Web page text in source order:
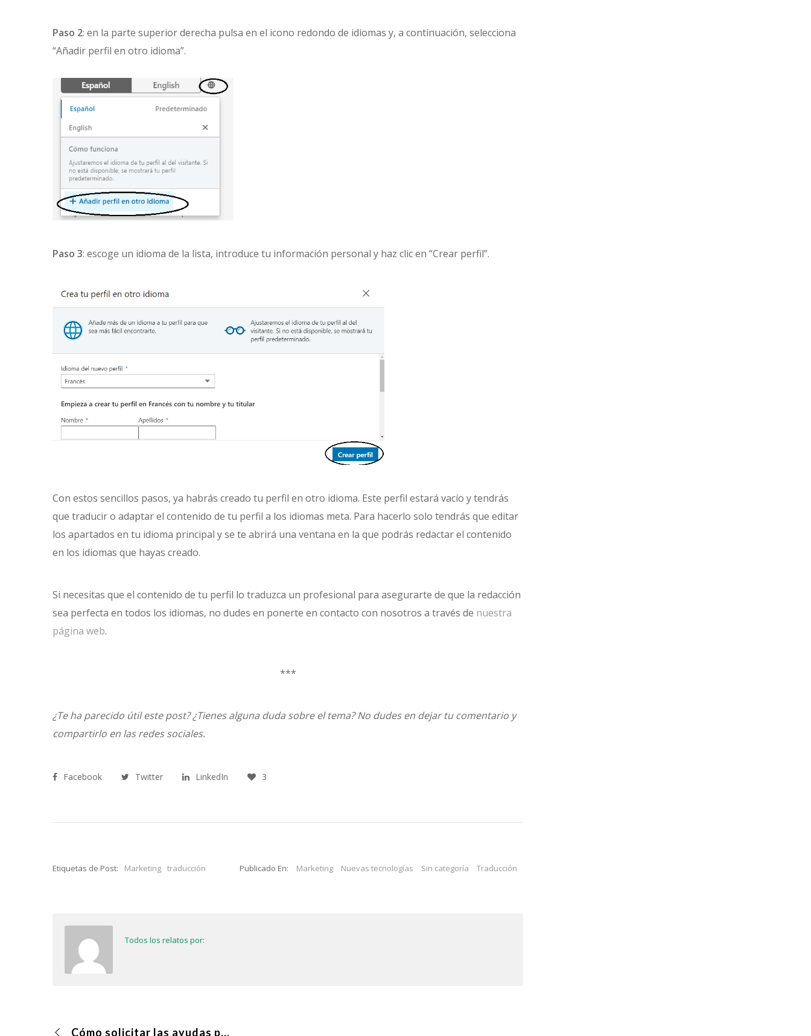
Paso 2: en la parte superior derecha pulsa en el icono redondo de idiomas y, a continuación, selecciona
“Añadir perfil en otro idioma”.
Paso 3: escoge un idioma de la lista, introduce tu información personal y haz clic en “Crear perfil”.
Con estos sencillos pasos, ya habrás creado tu perfil en otro idioma. Este perfil estará vacío y tendrás
que traducir o adaptar el contenido de tu perfil a los idiomas meta. Para hacerlo solo tendrás que editar
los apartados en tu idioma principal y se te abrirá una ventana en la que podrás redactar el contenido
en los idiomas que hayas creado.
Si necesitas que el contenido de tu perfil lo traduzca un profesional para asegurarte de que la redacción
sea perfecta en todos los idiomas, no dudes en ponerte en contacto con nosotros a través de nuestra
página web.
***
¿Te ha parecido útil este post? ¿Tienes alguna duda sobre el tema? No dudes en dejar tu comentario y
compartirlo en las redes sociales.
Facebook Twitter LinkedIn 3
Etiquetas de Post: Marketing traducción Publicado En: Marketing Nuevas tecnologías Sin categoría Traducción
Todos los relatos por:
Cómo solicitar las ayudas para autónomos de la Comunidad de Madrid por el coronavirus COVID 19